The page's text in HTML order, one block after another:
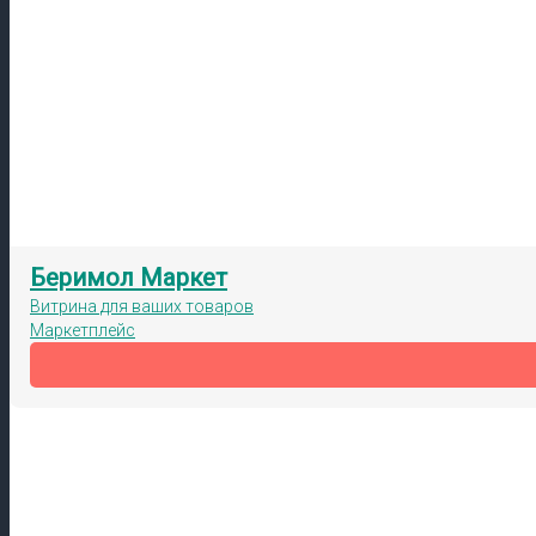
Беримол Маркет
Витрина для ваших товаров
Маркетплейс